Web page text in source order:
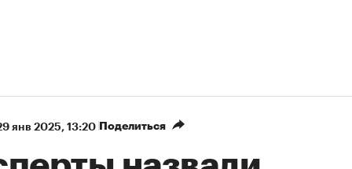
янв 2025, 13:20 Поделиться